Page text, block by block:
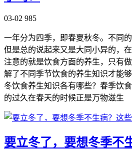
03-02 985
一年分为四季，即春夏秋冬。不同
但是总的说起来又是大同小异的，
注意的就是饮食方面的养生，只有
解了不同季节饮食的养生知识才能
冬饮食养生知识各有哪些？春季饮
的过久在春天的时候正是万物滋生
要立冬了，要想冬季不